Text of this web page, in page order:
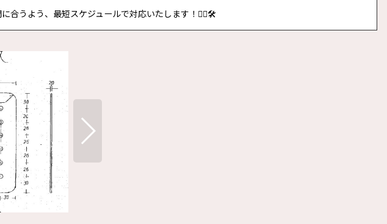
合うよう、最短スケジュールで対応いたします！👷‍♂️🛠️